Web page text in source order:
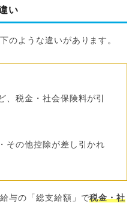
い
のような違いがあります。
、税金・社会保険料が引
その他控除が差し引かれ
与の「総支給額」で税金・社